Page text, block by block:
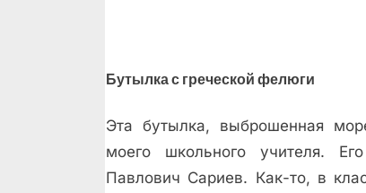
Бутылка с греческой фелюги
Эта бутылка, выброшенная
моего школьного учителя.
Павлович Сариев. Как-то, в